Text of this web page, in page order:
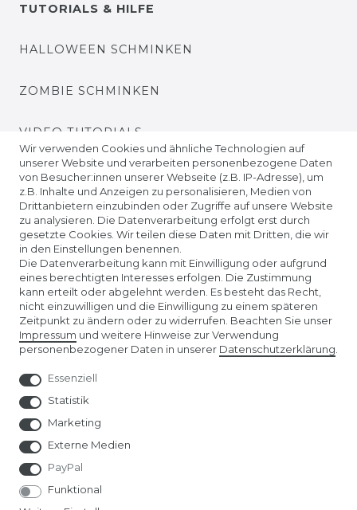
TUTORIALS & HILFE
HALLOWEEN SCHMINKEN
ZOMBIE SCHMINKEN
VIDEO TUTORIALS
KONTAKTLINSEN EINSETZEN
UNTERNEHMEN
ÜBER UNS
AMAZON STORE
SPIELWARENMESSE NÜRNBERG
Wir verwenden Cookies und ähnliche Technologien auf
unserer Website und verarbeiten personenbezogene Daten
von Besucher:innen unserer Webseite (z.B. IP-Adresse), um
z.B. Inhalte und Anzeigen zu personalisieren, Medien von
Drittanbietern einzubinden oder Zugriffe auf unsere Website
zu analysieren. Die Datenverarbeitung erfolgt erst durch
gesetzte Cookies. Wir teilen diese Daten mit Dritten, die wir
in den Einstellungen benennen.
Die Datenverarbeitung kann mit Einwilligung oder aufgrund
eines berechtigten Interesses erfolgen. Die Zustimmung
kann erteilt oder abgelehnt werden. Es besteht das Recht,
nicht einzuwilligen und die Einwilligung zu einem späteren
Zeitpunkt zu ändern oder zu widerrufen. Beachten Sie unser
Impressum und weitere Hinweise zur Verwendung
personenbezogener Daten in unserer Daten­schutz­erklärung
Essenziell
Statistik
Marketing
Externe Medien
PayPal
Funktional